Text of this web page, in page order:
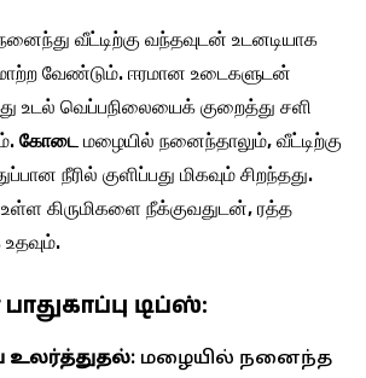
வீட்டிற்கு வந்தவுடன் உடனடியாக
வேண்டும். ஈரமான உடைகளுடன்
உடல் வெப்பநிலையைக் குறைத்து சளி
கோடை மழையில் நனைந்தாலும், வீட்டிற்கு
நீரில் குளிப்பது மிகவும் சிறந்தது.
கிருமிகளை நீக்குவதுடன், ரத்த
டிப்ஸ்:
உலர்த்துதல்: மழையில் நனைந்த